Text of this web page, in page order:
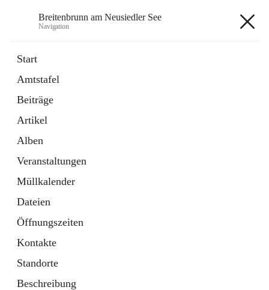
Breitenbrunn am Neusiedler See
Navigation
Start
Amtstafel
Beiträge
Artikel
Alben
Veranstaltungen
Müllkalender
Dateien
Öffnungszeiten
Kontakte
Standorte
Beschreibung
18 Schnellzugriffe
Gemeindeservice